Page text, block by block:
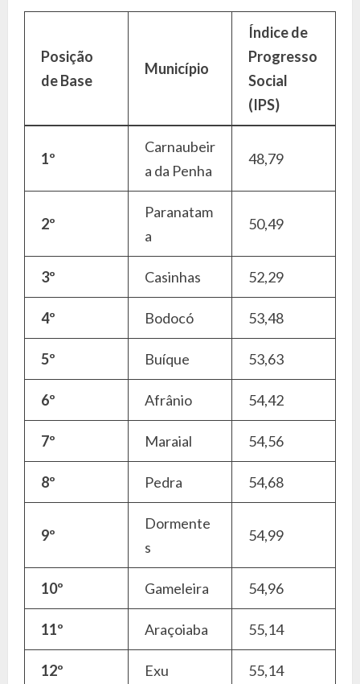
Posição
de Base
Município
Índice de
Progresso
Social
(IPS)
1º
Carnaubeir
a da Penha
48,79
2º
Paranatam
a
50,49
3º Casinhas 52,29
4º Bodocó 53,48
5º Buíque 53,63
6º Afrânio 54,42
7º Maraial 54,56
8º Pedra 54,68
9º
Dormente
s
54,99
10º Gameleira 54,96
11º Araçoiaba 55,14
12º Exu 55,14